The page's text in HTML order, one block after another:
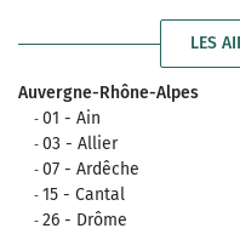
LES
Auvergne-Rhône-Alpes
01 - Ain
03 - Allier
07 - Ardêche
15 - Cantal
26 - Drôme